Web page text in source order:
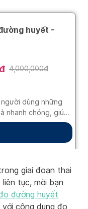
giai đoạn thai
tục, mời bạn
đường huyết
với công dụng đo